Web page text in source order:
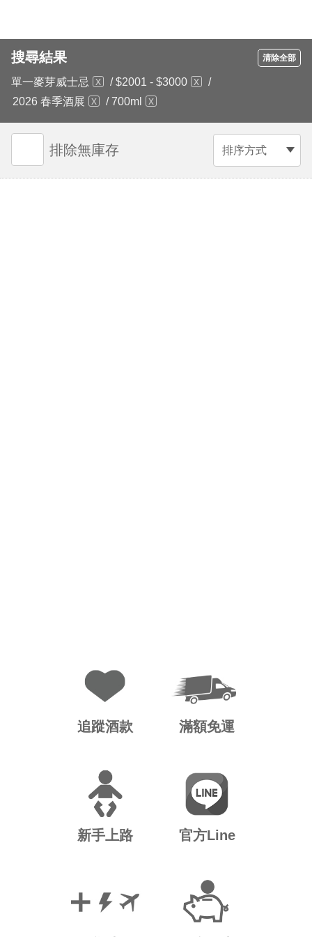
搜尋結果 清除全部
單一麥芽威士忌 / $2001 - $3000
/
2026 春季酒展
/ 700ml
排序方式
排除無庫存
追蹤酒款 滿額免運
新手上路 官方Line